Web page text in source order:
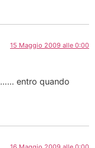
15 Maggio 2009 alle 0:00
entro quando